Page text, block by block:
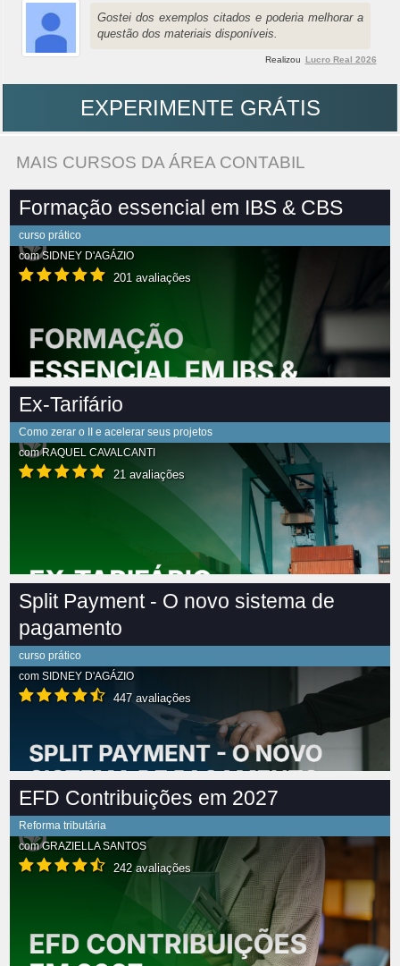
Gostei dos exemplos citados e poderia melhorar a
questão dos materiais disponíveis.
Realizou Lucro Real 2026
EXPERIMENTE GRÁTIS
MAIS CURSOS DA ÁREA CONTABIL
Formação essencial em IBS & CBS
curso prático
comSIDNEY D'AGÁZIO
201 avaliações
Ex-Tarifário
Como zerar o II e acelerar seus projetos
comRAQUEL CAVALCANTI
21 avaliações
Split Payment - O novo sistema de
pagamento
curso prático
com SIDNEY D'AGÁZIO
447 avaliações
EFD Contribuições em 2027
Reforma tributária
comGRAZIELLA SANTOS
242 avaliações